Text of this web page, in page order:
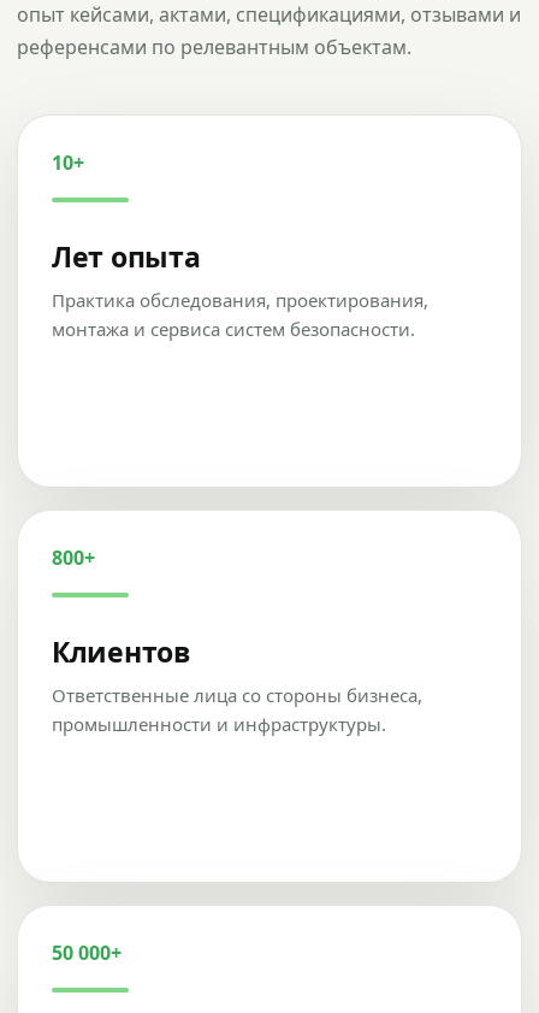
опыт кейсами, актами, спецификациями, отзывами и
референсами по релевантным объектам.
10+
Лет опыта
Практика обследования, проектирования,
монтажа и сервиса систем безопасности.
800+
Клиентов
Ответственные лица со стороны бизнеса,
промышленности и инфраструктуры.
50 000+